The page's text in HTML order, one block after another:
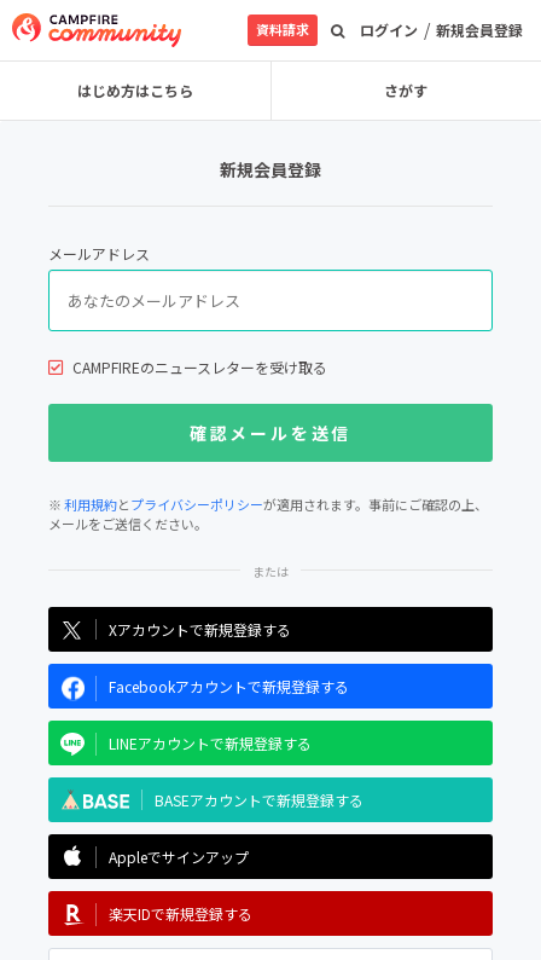
ログイン / 新規会員登録
資料請求
はじめ方はこちら さがす
新規会員登録
メールアドレス
CAMPFIREのニュースレターを受け取る
※利用規約とプライバシーポリシーが適用されます。事前にご確認の上、
メールをご送信ください。
Xアカウントで新規登録する
Facebookアカウントで新規登録する
LINEアカウントで新規登録する
BASEアカウントで新規登録する
Appleでサインアップ
楽天IDで新規登録する